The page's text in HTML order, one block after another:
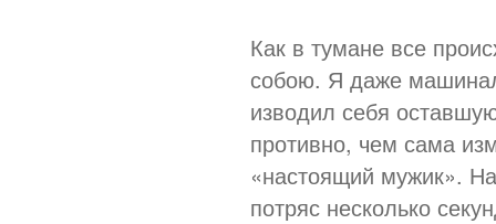
Как в тумане все
собою. Я даже
изводил себя
противно, чем сама
«настоящий мужик».
потряс несколько